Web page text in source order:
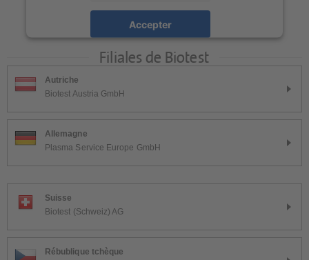
Accepter
powered byUsercentrics Consent Management
Platform
Filiales de Biotest
Autriche
Biotest Austria GmbH
Allemagne
Plasma Service Europe GmbH
Suisse
Biotest (Schweiz) AG
Rébublique tchèque